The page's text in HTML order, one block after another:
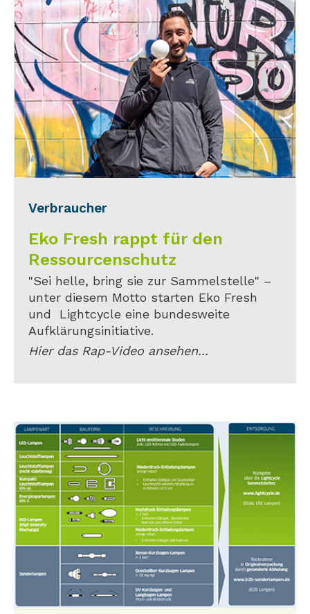
Verbraucher
Eko Fresh rappt für den
Ressourcenschutz
"Sei helle, bring sie zur Sammelstelle" –
unter diesem Motto starten Eko Fresh
und Lightcycle eine bundesweite
Aufklärungsinitiative.
Hier das Rap-Video ansehen...